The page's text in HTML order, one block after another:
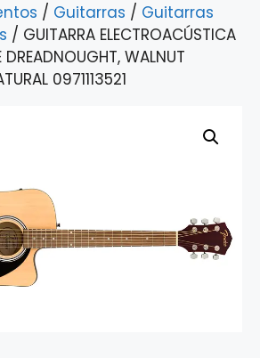
/ Guitarras / Guitarras
/ GUITARRA ELECTROACÚSTICA
DREADNOUGHT, WALNUT
0971113521